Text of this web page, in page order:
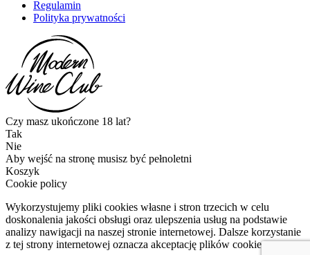
Regulamin
Polityka prywatności
Czy masz ukończone 18 lat?
Tak
Nie
Aby wejść na stronę musisz być pełnoletni
Koszyk
Cookie policy
Wykorzystujemy pliki cookies własne i stron trzecich w celu
doskonalenia jakości obsługi oraz ulepszenia usług na podstawie
analizy nawigacji na naszej stronie internetowej. Dalsze korzystanie
z tej strony internetowej oznacza akceptację plików cookies.